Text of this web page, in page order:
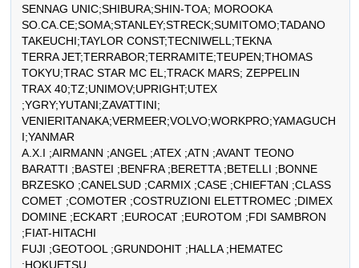
SENNAG UNIC;SHIBURA;SHIN-TOA; MOROOKA
SO.CA.CE;SOMA;STANLEY;STRECK;SUMITOMO;TADANO
TAKEUCHI;TAYLOR CONST;TECNIWELL;TEKNA
TERRA JET;TERRABOR;TERRAMITE;TEUPEN;THOMAS
TOKYU;TRAC STAR MC EL;TRACK MARS; ZEPPELIN
TRAX 40;TZ;UNIMOV;UPRIGHT;UTEX
;YGRY;YUTANI;ZAVATTINI;
VENIERITANAKA;VERMEER;VOLVO;WORKPRO;YAMAGUCH
I;YANMAR
A.X.I ;AIRMANN ;ANGEL ;ATEX ;ATN ;AVANT TEONO
BARATTI ;BASTEI ;BENFRA ;BERETTA ;BETELLI ;BONNE
BRZESKO ;CANELSUD ;CARMIX ;CASE ;CHIEFTAN ;CLASS
COMET ;COMOTER ;COSTRUZIONI ELETTROMEC ;DIMEX
DOMINE ;ECKART ;EUROCAT ;EUROTOM ;FDI SAMBRON
;FIAT-HITACHI
FUJI ;GEOTOOL ;GRUNDOHIT ;HALLA ;HEMATEC
;HOKUETSU